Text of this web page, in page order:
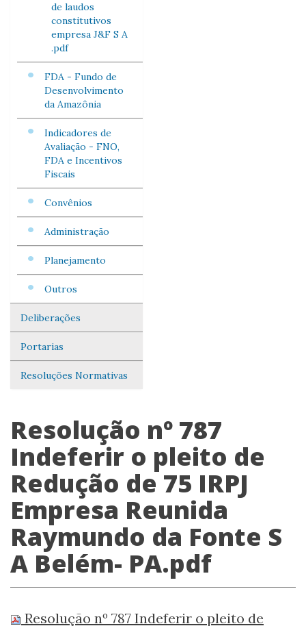
de laudos
constitutivos
empresa J&F S A
.pdf
FDA - Fundo de
Desenvolvimento
da Amazônia
Indicadores de
Avaliação - FNO,
FDA e Incentivos
Fiscais
Convênios
Administração
Planejamento
Outros
Deliberações
Portarias
Resoluções Normativas
Resolução nº 787
Indeferir o pleito de
Redução de 75 IRPJ
Empresa Reunida
Raymundo da Fonte S
A Belém- PA.pdf
Resolução nº 787 Indeferir o pleito de